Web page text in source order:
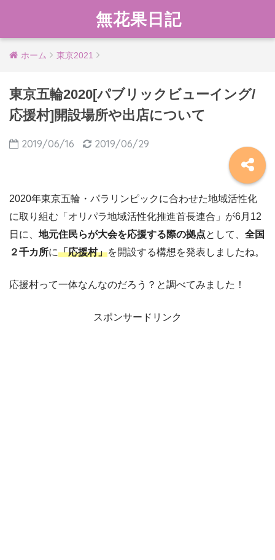
無花果日記
ホーム 東京2021
東京五輪2020[パブリックビューイング/
応援村]開設場所や出店について
2019/06/16 2019/06/29
2020年東京五輪・パラリンピックに合わせた地域活性化
に取り組む「オリパラ地域活性化推進首長連合」が6月12
日に、 地元住民らが大会を応援する際の拠点として、 全国
２千カ所に「応援村」を開設する構想を発表しましたね。
応援村って一体なんなのだろう？と調べてみました！
スポンサードリンク